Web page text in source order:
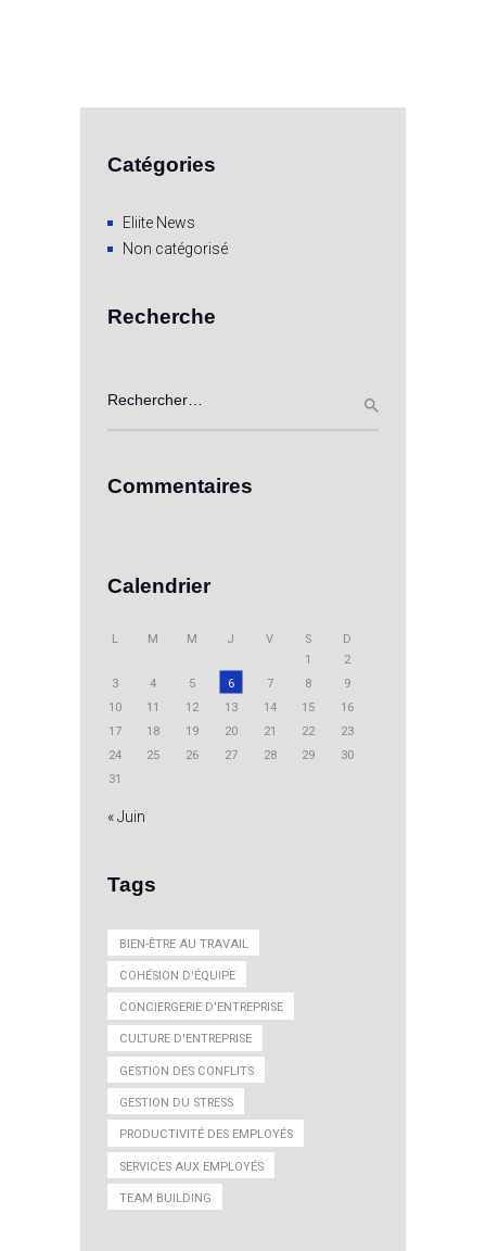
Catégories
Eliite News
Non catégorisé
Recherche
Rechercher :
Commentaires
Calendrier
L M M J V S
D
1
2
3
4 5 6 7 8
9
10
11 12 13 14 15
16
17
18 19 20 21 22
23
24
25 26 27 28 29
30
31
« Juin
Tags
BIEN-ÊTRE AU TRAVAIL
COHÉSION D'ÉQUIPE
CONCIERGERIE D'ENTREPRISE
CULTURE D'ENTREPRISE
GESTION DES CONFLITS
GESTION DU STRESS
PRODUCTIVITÉ DES EMPLOYÉS
SERVICES AUX EMPLOYÉS
TEAM BUILDING